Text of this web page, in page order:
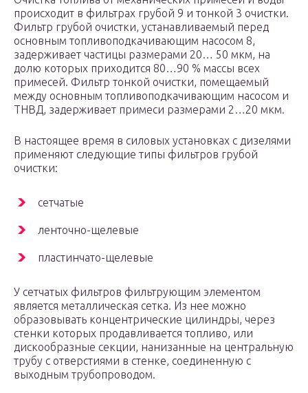
происходит в фильтрах грубой 9 и тонкой 3 очистки.
Фильтр грубой очистки, устанавливаемый перед
основным топливоподкачивающим насосом 8,
задерживает частицы размерами 20… 50 мкм, на
долю которых приходится 80…90 % массы всех
примесей. Фильтр тонкой очистки, помещаемый
между основным топливоподкачивающим насосом и
ТНВД, задерживает примеси размерами 2…20 мкм.
В настоящее время в силовых установках с дизелями
применяют следующие типы фильтров грубой
очистки:
сетчатые
ленточно-щелевые
пластинчато-щелевые
У сетчатых фильтров фильтрующим элементом
является металлическая сетка. Из нее можно
образовывать концентрические цилиндры, через
стенки которых продавливается топливо, или
дискообразные секции, нанизанные на центральную
трубу с отверстиями в стенке, соединенную с
выходным трубопроводом.